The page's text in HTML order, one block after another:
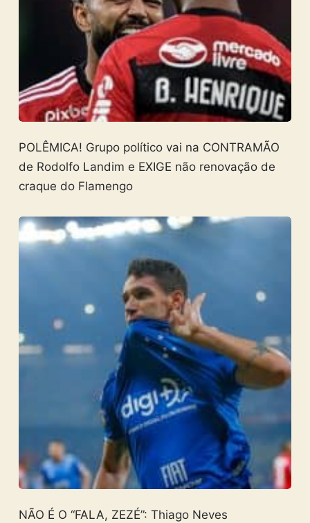
POLÊMICA! Grupo político vai na CONTRAMÃO
de Rodolfo Landim e EXIGE não renovação de
craque do Flamengo
NÃO É O “FALA, ZEZÉ”: Thiago Neves